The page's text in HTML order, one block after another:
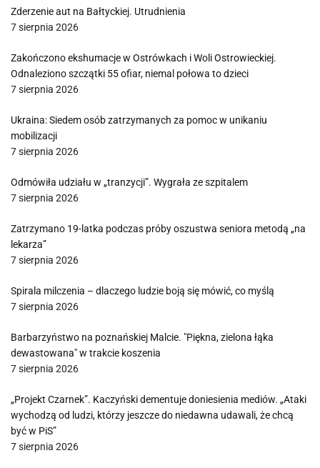
Zderzenie aut na Bałtyckiej. Utrudnienia
7 sierpnia 2026
Zakończono ekshumacje w Ostrówkach i Woli Ostrowieckiej.
Odnaleziono szczątki 55 ofiar, niemal połowa to dzieci
7 sierpnia 2026
Ukraina: Siedem osób zatrzymanych za pomoc w unikaniu
mobilizacji
7 sierpnia 2026
Odmówiła udziału w „tranzycji”. Wygrała ze szpitalem
7 sierpnia 2026
Zatrzymano 19-latka podczas próby oszustwa seniora metodą „na
lekarza”
7 sierpnia 2026
Spirala milczenia – dlaczego ludzie boją się mówić, co myślą
7 sierpnia 2026
Barbarzyństwo na poznańskiej Malcie. "Piękna, zielona łąka
dewastowana" w trakcie koszenia
7 sierpnia 2026
„Projekt Czarnek”. Kaczyński dementuje doniesienia mediów. „Ataki
wychodzą od ludzi, którzy jeszcze do niedawna udawali, że chcą
być w PiS”
7 sierpnia 2026